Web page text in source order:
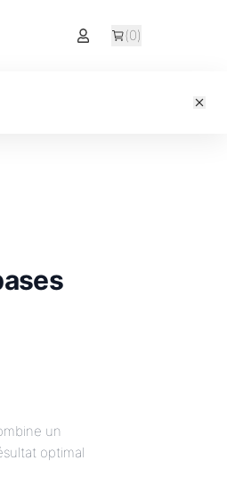
(0)
un
optimal